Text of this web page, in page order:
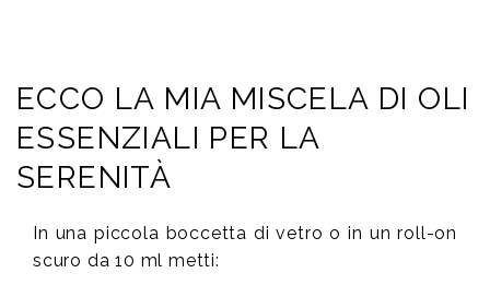
ECCO LA MIA MISCELA DI OLI
ESSENZIALI PER LA
SERENITÀ
In una piccola boccetta di vetro o in un roll-on
scuro da 10 ml metti: